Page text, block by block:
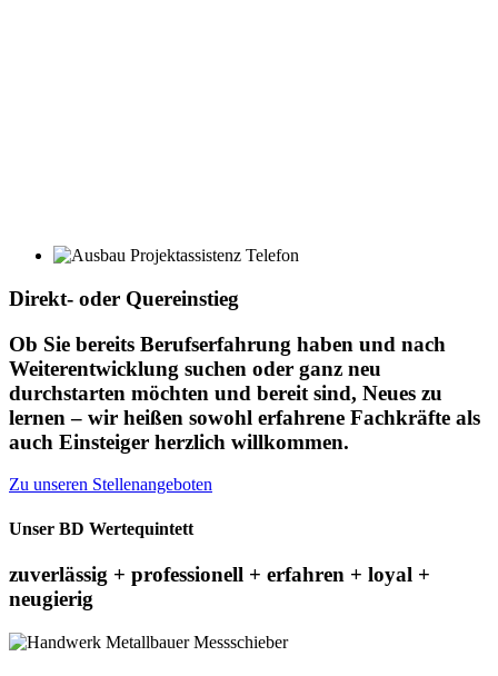
Direkt- oder Quereinstieg
Ob Sie bereits Berufserfahrung haben und nach
Weiterentwicklung suchen oder ganz neu
durchstarten möchten und bereit sind, Neues zu
lernen – wir heißen sowohl erfahrene Fachkräfte als
auch Einsteiger herzlich willkommen.
Zu unseren Stellenangeboten
Unser BD Wertequintett
zuverlässig + professionell + erfahren + loyal +
neugierig